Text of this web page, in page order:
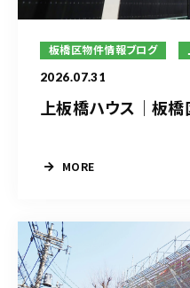
板橋区物件情報ブログ
2026.07.31
上板橋ハウス｜板橋
MORE